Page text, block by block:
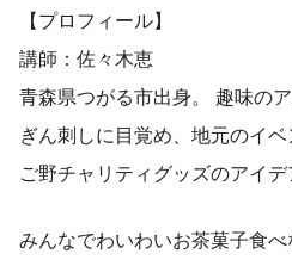
【プロフィール】
講師：佐々木恵
青森県つがる市出身。 趣味の
ぎん刺しに目覚め、地元のイ
ご野チャリティグッズのアイデ
みんなでわいわいお茶菓子食